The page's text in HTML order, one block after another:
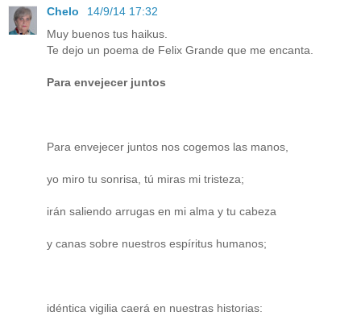
Chelo
14/9/14 17:32
Muy buenos tus haikus.
Te dejo un poema de Felix Grande que me encanta.
Para envejecer juntos
Para envejecer juntos nos cogemos las manos,
yo miro tu sonrisa, tú miras mi tristeza;
irán saliendo arrugas en mi alma y tu cabeza
y canas sobre nuestros espíritus humanos;
idéntica vigilia caerá en nuestras historias: